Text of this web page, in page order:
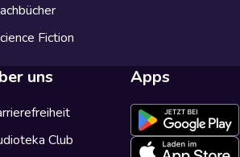
Fiction
uns
Club
Apps